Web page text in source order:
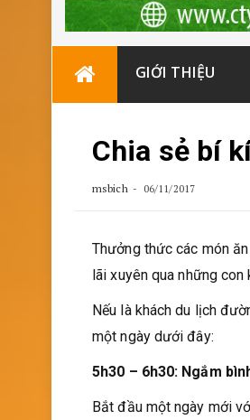
GIỚI THIỆU
Chia sẻ bí
msbich 06/11/2017
Thưởng thức các món
lãi xuyên qua những
Nếu là khách du lịch
một ngày dưới đây:
5h30 – 6h30: Ngắm
Bắt đầu một ngày mới